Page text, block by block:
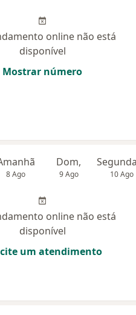
online não está
disponível
Mostrar número
8 Ago
Dom,
9 Ago 10 Ago
online não está
disponível
um atendimento